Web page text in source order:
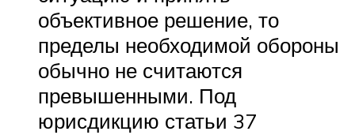
объективное решение, то
пределы необходимой обороны
обычно не считаются
превышенными. Под
юрисдикцию статьи 37